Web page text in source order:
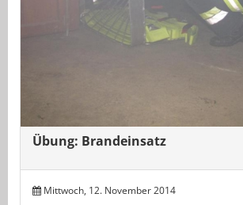
Übung: Brandeinsatz
Mittwoch, 12. November 2014